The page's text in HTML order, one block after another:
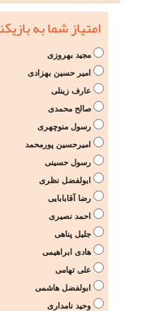
امتیاز شما به
مجید بهروزی
امیر حسین بهزادی
عارف زینلی
صالح محمدی
رسول منوچهری
امیرحسین پورمحمد
رسول حسینی
ابولفضل نظری
رضا آقابابایی
احمد نصیری
جلیل پناهی
هادی ابراهیمی
علی تهامی
ابولفضل هاشمی
وحید نامداری